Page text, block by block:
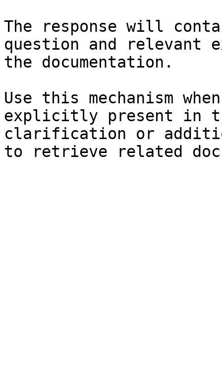
The response will
question and relevant
the documentation.
Use this mechanism
explicitly present in
clarification or